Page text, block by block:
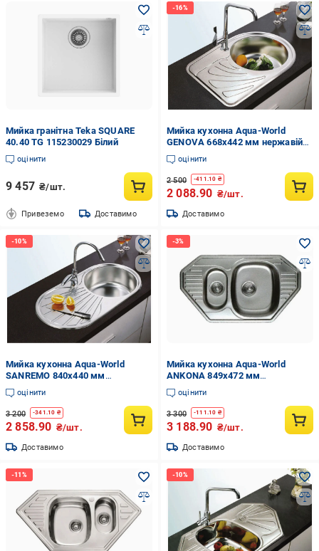
Мийка гранітна Teka SQUARE
40.40 TG 115230029 Білий
оцінити
9 457 ₴/шт.
Привеземо Доставимо
Мийка кухонна Aqua-World
GENOVA 668х442 мм нержавійка
матова 0,8 мм врізна права
оцінити
2 500 -411.10 ₴
2 088.90 ₴/шт.
Доставимо
Мийка кухонна Aqua-World
SANREMO 840х440 мм
нержавіюча сталь 0,8 мм врізна
права
оцінити
3 200 -341.10 ₴
2 858.90 ₴/шт.
Доставимо
Мийка кухонна Aqua-World
ANKONA 849х472 мм
нержавійка декор 0,8 мм врізна
трапеція
оцінити
3 300 -111.10 ₴
3 188.90 ₴/шт.
Доставимо